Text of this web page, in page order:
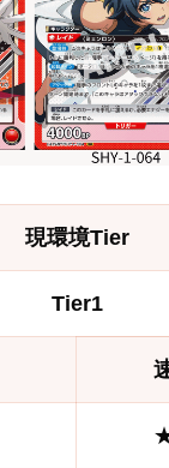
現環境Tier
Tier1